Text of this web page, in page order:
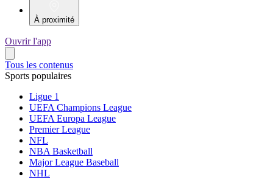
À proximité
Ouvrir l'app
Tous les contenus
Sports populaires
Ligue 1
UEFA Champions League
UEFA Europa League
Premier League
NFL
NBA Basketball
Major League Baseball
NHL